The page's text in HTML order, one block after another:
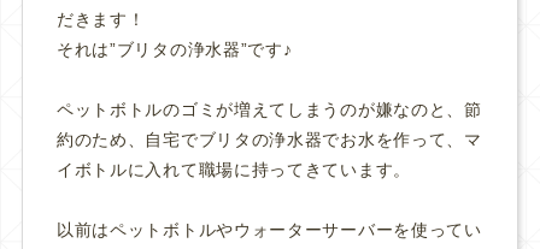
だきます！
それは”ブリタの浄水器”です♪
ペットボトルのゴミが増えてしまうのが嫌なのと、節
約のため、自宅でブリタの浄水器でお水を作って、マ
イボトルに入れて職場に持ってきています。
以前はペットボトルやウォーターサーバーを使ってい